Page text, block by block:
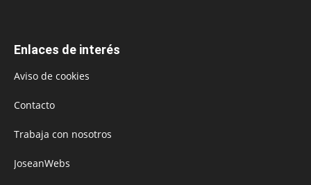
Enlaces de interés
Aviso de cookies
Contacto
Trabaja con nosotros
JoseanWebs